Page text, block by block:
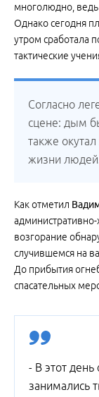
многолюдно, ведь
Однако сегодня
утром сработала
тактические
Согласно
сцене: дым
также
жизни
Как отметил
возгорание
случившемся на
До прибытия
спасательных
- В этот
занимались